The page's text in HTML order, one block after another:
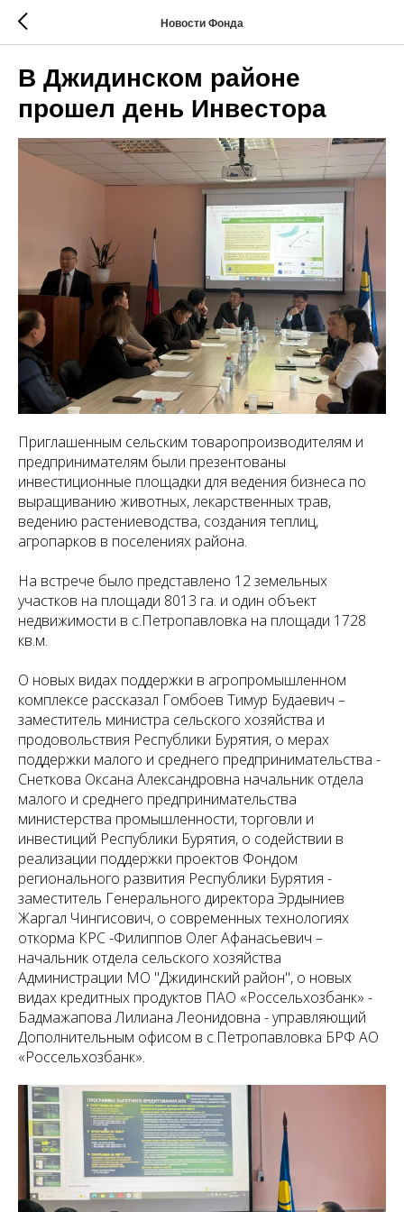
Новости Фонда
В Джидинском районе
прошел день Инвестора
Приглашенным сельским товаропроизводителям и
предпринимателям были презентованы
инвестиционные площадки для ведения бизнеса по
выращиванию животных, лекарственных трав,
ведению растениеводства, создания теплиц,
агропарков в поселениях района.
На встрече было представлено 12 земельных
участков на площади 8013 га. и один объект
недвижимости в с.Петропавловка на площади 1728
кв.м.
О новых видах поддержки в агропромышленном
комплексе рассказал Гомбоев Тимур Будаевич –
заместитель министра сельского хозяйства и
продовольствия Республики Бурятия, о мерах
поддержки малого и среднего предпринимательства -
Снеткова Оксана Александровна начальник отдела
малого и среднего предпринимательства
министерства промышленности, торговли и
инвестиций Республики Бурятия, о содействии в
реализации поддержки проектов Фондом
регионального развития Республики Бурятия -
заместитель Генерального директора Эрдыниев
Жаргал Чингисович, о современных технологиях
откорма КРС -Филиппов Олег Афанасьевич –
начальник отдела сельского хозяйства
Администрации МО "Джидинский район", о новых
видах кредитных продуктов ПАО «Россельхозбанк» -
Бадмажапова Лилиана Леонидовна - управляющий
Дополнительным офисом в с.Петропавловка БРФ АО
«Россельхозбанк».